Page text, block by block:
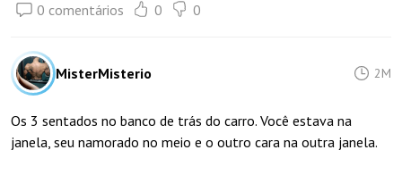
0 comentários 0 0
MisterMisterio 2M
Os 3 sentados no banco de trás do carro. Você estava na
janela, seu namorado no meio e o outro cara na outra janela.